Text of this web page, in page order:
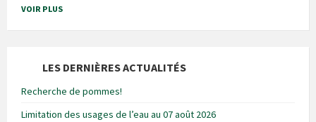
VOIR PLUS
LES DERNIÈRES ACTUALITÉS
Recherche de pommes!
Limitation des usages de l’eau au 07 août 2026